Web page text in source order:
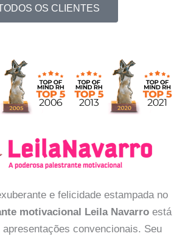
OS CLIENTES
e felicidade estampada no
motivacional Leila Navarro está
convencionais. Seu